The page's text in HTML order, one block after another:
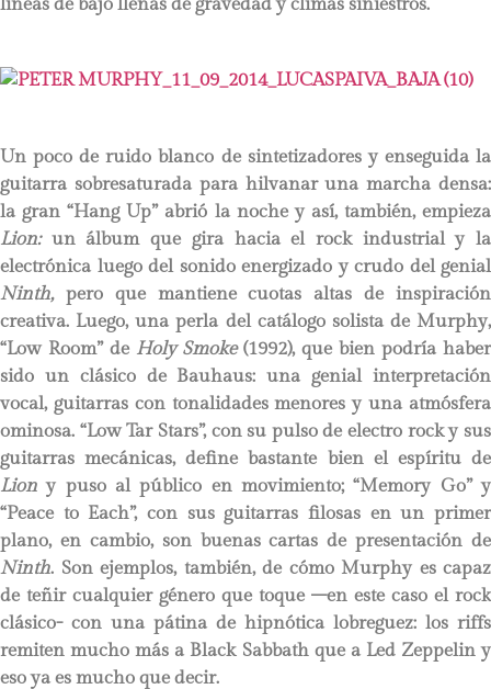
Un poco de ruido blanco de sintetizadores y enseguida la
guitarra sobresaturada para hilvanar una marcha densa:
la gran “Hang Up” abrió la noche y así, también, empieza
Lion: un álbum que gira hacia el rock industrial y la
electrónica luego del sonido energizado y crudo del genial
Ninth, pero que mantiene cuotas altas de inspiración
creativa. Luego, una perla del catálogo solista de Murphy,
“Low Room” de Holy Smoke(1992), que bien podría haber
sido un clásico de Bauhaus: una genial interpretación
vocal, guitarras con tonalidades menores y una atmósfera
ominosa. “Low Tar Stars”, con su pulso de electro rock y sus
guitarras mecánicas, define bastante bien el espíritu de
Liony puso al público en movimiento; “Memory Go” y
“Peace to Each”, con sus guitarras filosas en un primer
plano, en cambio, son buenas cartas de presentación de
Ninth. Son ejemplos, también, de cómo Murphy es capaz
de teñir cualquier género que toque –en este caso el rock
clásico- con una pátina de hipnótica lobreguez: los riffs
remiten mucho más a Black Sabbath que a Led Zeppelin y
eso ya es mucho que decir.